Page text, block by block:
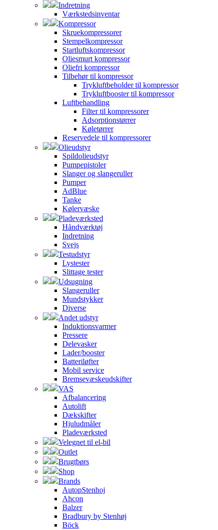
Indretning
Værkstedsinventar
Kompressor
Skruekompressorer
Stempelkompressor
Startluftskompressor
Oliesmurt kompressor
Oliefri kompressor
Tilbehør til kompressor
Trykluftbeholder til kompressor
Trykluftbooster til kompressor
Luftbehandling
Filter til kompressorer
Adsorptionstørrer
Køletørrer
Reservedele til kompressorer
Olieudstyr
Spildolieudstyr
Pumpepistoler
Slanger og slangeruller
Pumper
AdBlue
Tanke
Kølervæske
Pladeværksted
Håndværktøj
Indretning
Svejs
Testudstyr
Lystester
Slittage tester
Udsugning
Slangeruller
Mundstykker
Diverse
Andet udstyr
Induktionsvarmer
Pressere
Delevasker
Lader/booster
Batteriløfter
Mobil service
Bremsevæskeudskifter
VAS
Afbalancering
Autolift
Dækskifter
Hjuludmåler
Pladeværksted
Velegnet til el-bil
Outlet
Brugtbørs
Shop
Brands
AutopStenhoj
Ahcon
Balzer
Bradbury by Stenhøj
Böck